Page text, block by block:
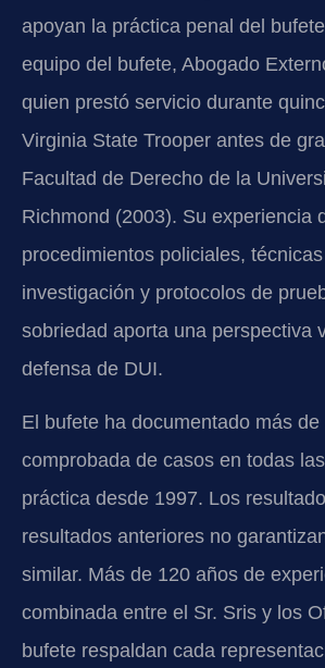
apoyan la práctica penal del
equipo del bufete, Abogado
quien prestó servicio durante
Virginia State Trooper antes de
Facultad de Derecho de la
Richmond (2003). Su experiencia
procedimientos policiales,
investigación y protocolos de
sobriedad aporta una perspectiva
defensa de DUI.
El bufete ha documentado más de
comprobada de casos en todas
práctica desde 1997. Los
resultados anteriores no
similar. Más de 120 años de
combinada entre el Sr. Sris y los
bufete respaldan cada